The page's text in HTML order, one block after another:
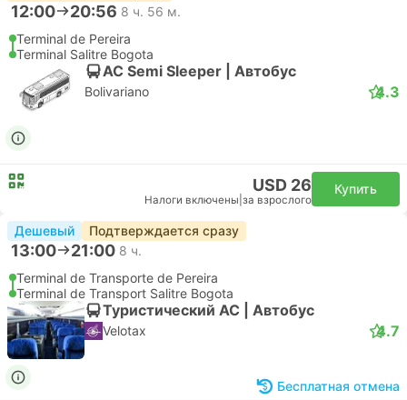
12:00 20:56 8 ч. 56 м.
Terminal de Pereira
Terminal Salitre Bogota
AC Semi Sleeper | Автобус
Bolivariano 4.3
USD 26
Налоги включены за взрослого
Купить
Дешевый Подтверждается сразу
13:00 21:00 8 ч.
Terminal de Transporte de Pereira
Terminal de Transport Salitre Bogota
Туристический AC | Автобус
Velotax 4.7
Бесплатная отмена